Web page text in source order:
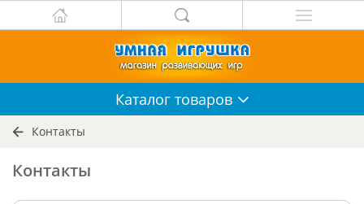
Каталог товаров
Контакты
Контакты